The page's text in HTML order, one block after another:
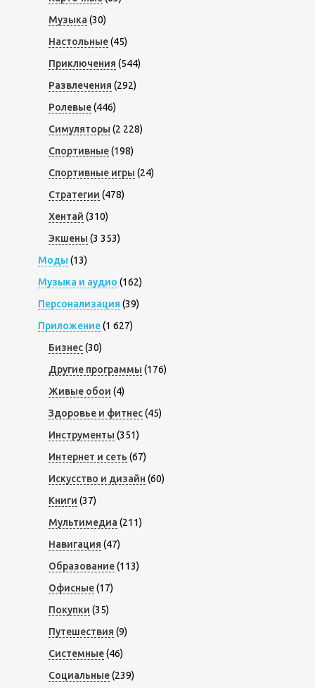
Музыка (30)
Настольные(45)
Приключения (544)
Развлечения (292)
Ролевые(446)
Симуляторы (2 228)
Спортивные(198)
Спортивные игры (24)
Стратегии (478)
Хентай (310)
Экшены (3 353)
Моды (13)
Музыка и аудио (162)
Персонализация (39)
Приложение(1 627)
Бизнес(30)
Другие программы (176)
Живые обои (4)
Здоровье и фитнес(45)
Инструменты (351)
Интернет и сеть (67)
Искусство и дизайн (60)
Книги (37)
Мультимедиа (211)
Навигация (47)
Образование(113)
Офисные(17)
Покупки (35)
Путешествия (9)
Системные(46)
Социальные(239)